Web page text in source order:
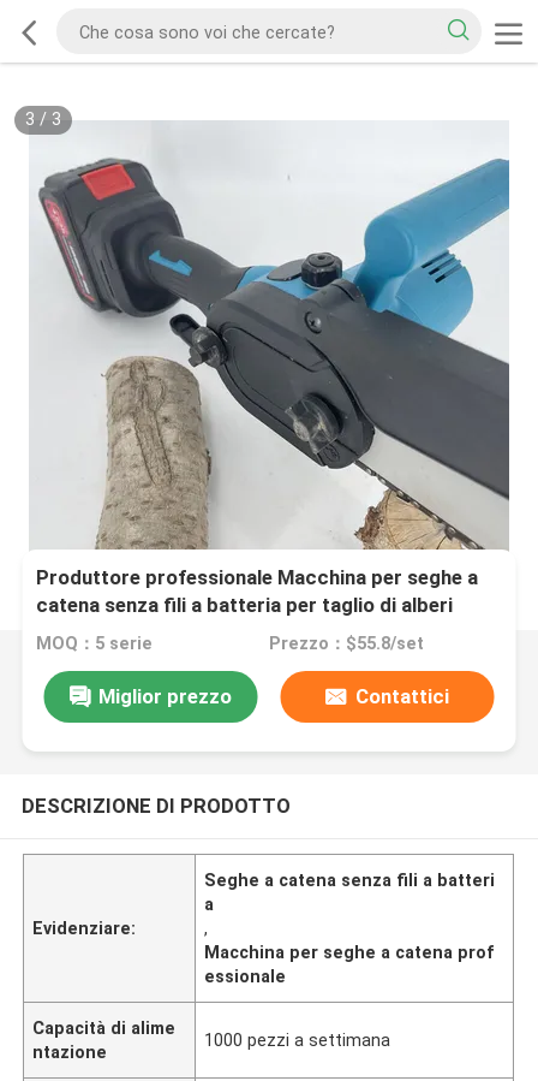
3 / 3
Produttore professionale Macchina per seghe a
catena senza fili a batteria per taglio di alberi
MOQ：5 serie Prezzo：$55.8/set
Miglior prezzo Contattici
DESCRIZIONE DI PRODOTTO
Evidenziare:
Seghe a catena senza fili a batteri
a
,
Macchina per seghe a catena prof
essionale
Capacità di alime
ntazione
1000 pezzi a settimana